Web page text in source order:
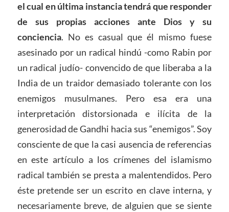
el cual en última instancia tendrá que responder
de sus propias acciones ante Dios y su
conciencia. No es casual que él mismo fuese
asesinado por un radical hindú -como Rabin por
un radical judío- convencido de que liberaba a la
India de un traidor demasiado tolerante con los
enemigos musulmanes. Pero esa era una
interpretación distorsionada e ilícita de la
generosidad de Gandhi hacia sus “enemigos”. Soy
consciente de que la casi ausencia de referencias
en este artículo a los crímenes del islamismo
radical también se presta a malentendidos. Pero
éste pretende ser un escrito en clave interna, y
necesariamente breve, de alguien que se siente